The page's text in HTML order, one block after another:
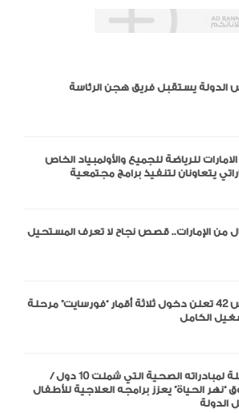
الامارات للرياضة للجميع والأولمبياد الخاص
سبيس 42 تعلن دخول ثلاثة أقمار “فورسايت” مرحلة
مواصلة لمبادراته الصحية التي شملت 10 دول /
“نهر الحياة” يعزز برامجه العلاجية للأطفال